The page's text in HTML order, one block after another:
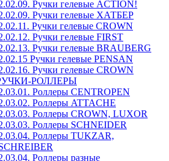
Ручки гелевые ACTION!
Ручки гелевые ХАТБЕР
Ручки гелевые CROWN
Ручки гелевые FIRST
Ручки гелевые BRAUBERG
Ручки гелевые PENSAN
Ручки гелевые CROWN
РОЛЛЕРЫ
Роллеры CENTROPEN
Роллеры ATTACHE
Роллеры CROWN, LUXOR
Роллеры SCHNEIDER
Роллеры TUKZAR,
Роллеры разные